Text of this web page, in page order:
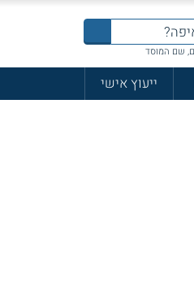
שם המוסד
ייעוץ אישי